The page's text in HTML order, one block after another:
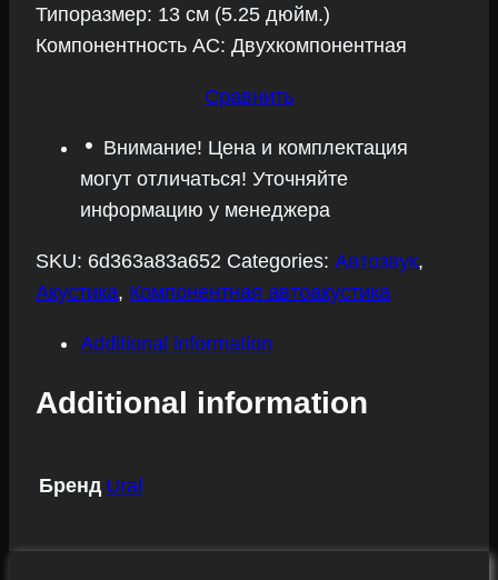
Типоразмер: 13 см (5.25 дюйм.)
Компонентность АС: Двухкомпонентная
Сравнить
Внимание! Цена и комплектация
могут отличаться! Уточняйте
информацию у менеджера
SKU: 6d363a83a652 Categories: Автозвук,
Акустика, Компонентная автоакустика
Additional information
Additional information
Бренд Ural